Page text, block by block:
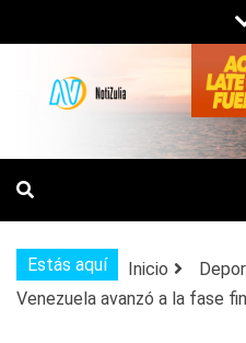
al
contenido
NOTICIAS DEL
DE
Estás aquí Inicio
Venezuela avanzó a la fase